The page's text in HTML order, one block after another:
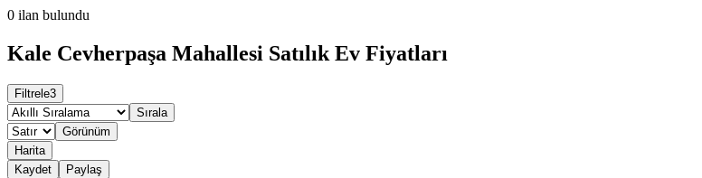
0 ilan bulundu
Kale Cevherpaşa Mahallesi Satılık Ev Fiyatları
Filtrele3
Sırala
Görünüm
Harita
Kaydet
Paylaş